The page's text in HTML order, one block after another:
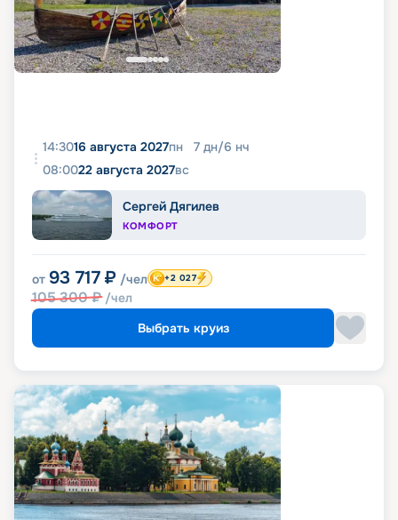
14:3016 августа 2027пн 7 дн/6 нч
08:0022 августа 2027вс
Сергей Дягилев
КОМФОРТ
от 93 717 ₽ /чел
105 300₽ /чел
+2 027
Выбрать круиз